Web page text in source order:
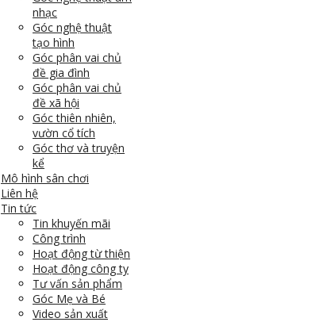
nhạc
Góc nghệ thuật
tạo hình
Góc phân vai chủ
đề gia đình
Góc phân vai chủ
đề xã hội
Góc thiên nhiên,
vườn cổ tích
Góc thơ và truyện
kể
Mô hình sân chơi
Liên hệ
Tin tức
Tin khuyến mãi
Công trình
Hoạt động từ thiện
Hoạt động công ty
Tư vấn sản phẩm
Góc Mẹ và Bé
Video sản xuất